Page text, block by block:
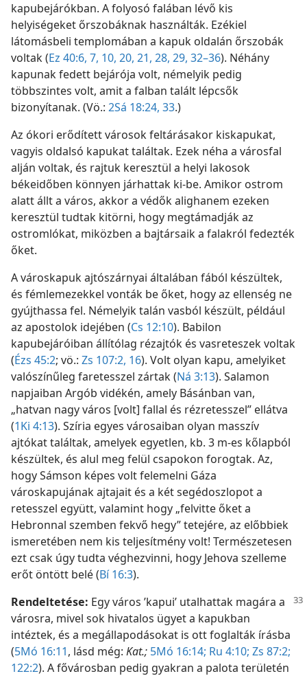
kapubejárókban. A folyosó falában lévő kis
helyiségeket őrszobáknak használták. Ezékiel
látomásbeli templomában a kapuk oldalán őrszobák
voltak (Ez 40:6, 7, 10, 20, 21, 28, 29, 32–36). Néhány
kapunak fedett bejárója volt, némelyik pedig
többszintes volt, amit a falban talált lépcsők
bizonyítanak. (Vö.: 2Sá 18:24, 33.)
Az ókori erődített városok feltárásakor kiskapukat,
vagyis oldalsó kapukat találtak. Ezek néha a városfal
alján voltak, és rajtuk keresztül a helyi lakosok
békeidőben könnyen járhattak ki-be. Amikor ostrom
alatt állt a város, akkor a védők alighanem ezeken
keresztül tudtak kitörni, hogy megtámadják az
ostromlókat, miközben a bajtársaik a falakról fedezték
őket.
A városkapuk ajtószárnyai általában fából készültek,
és fémlemezekkel vonták be őket, hogy az ellenség ne
gyújthassa fel. Némelyik talán vasból készült, például
az apostolok idejében (Cs 12:10). Babilon
kapubejáróiban állítólag rézajtók és vasreteszek voltak
(Ézs 45:2; vö.: Zs 107:2, 16). Volt olyan kapu, amelyiket
valószínűleg faretesszel zártak (Ná 3:13). Salamon
napjaiban Argób vidékén, amely Básánban van,
„hatvan nagy város [volt] fallal és rézretesszel” ellátva
(1Ki 4:13). Szíria egyes városaiban olyan masszív
ajtókat találtak, amelyek egyetlen, kb. 3 m-es kőlapból
készültek, és alul meg felül csapokon forogtak. Az,
hogy Sámson képes volt felemelni Gáza
városkapujának ajtajait és a két segédoszlopot a
retesszel együtt, valamint hogy „felvitte őket a
Hebronnal szemben fekvő hegy” tetejére, az előbbiek
ismeretében nem kis teljesítmény volt! Természetesen
ezt csak úgy tudta véghezvinni, hogy Jehova szelleme
erőt öntött belé (Bí 16:3).
Rendeltetése: Egy város ’kapui’ utalhattak magára a
városra, mivel sok hivatalos ügyet a kapukban
intéztek, és a megállapodásokat is ott foglalták írásba
(5Mó 16:11, lásd még: Kat.; 5Mó 16:14; Ru 4:10; Zs 87:2;
122:2). A fővárosban pedig gyakran a palota területén